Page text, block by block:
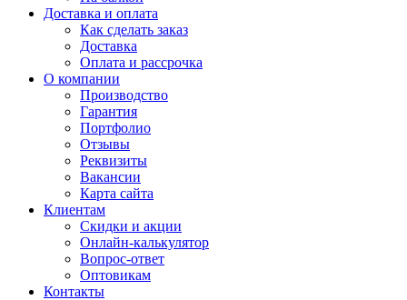
Доставка и оплата
Как сделать заказ
Доставка
Оплата и рассрочка
О компании
Производство
Гарантия
Портфолио
Отзывы
Реквизиты
Вакансии
Карта сайта
Клиентам
Скидки и акции
Онлайн-калькулятор
Вопрос-ответ
Оптовикам
Контакты